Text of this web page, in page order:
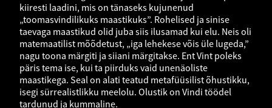
kiiresti laadini, mis on tänaseks kujunenud
„toomasvindilikuks maastikuks”. Rohelised ja sinise
taevaga maastikud olid juba siis ilusamad kui elu. Neis oli
matemaatilist mõõdetust, „iga lehekese võis üle lugeda,”
nagu toona märgiti ja siiani märgitakse. Ent Vint poleks
päris tema ise, kui ta piirduks vaid unenäoliste
maastikega. Seal on alati teatud metafüüsilist õhustikku,
isegi sürrealistlikku meelolu. Olustik on Vindi töödel
tardunud ja kummaline.